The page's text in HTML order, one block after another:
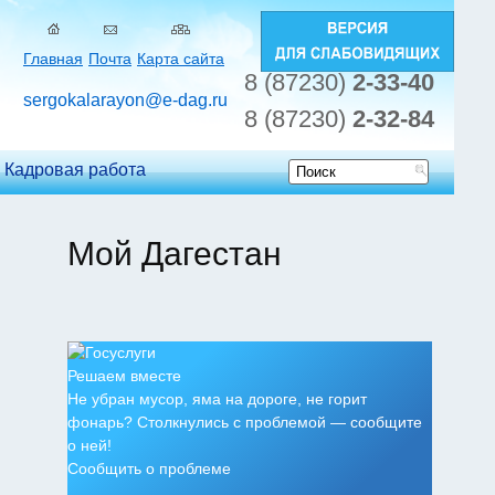
Главная Почта Карта сайта
sergokalarayon@e-dag.ru
8 (87230) 2-33-40
8 (87230) 2-32-84
Кадровая работа
Форма
Мой Дагестан
Решаем вместе
Не убран мусор, яма на дороге, не горит
фонарь? Столкнулись с проблемой — сообщите
о ней!
Сообщить о проблеме